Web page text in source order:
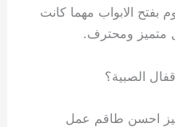
بفتح الابواب مهما كانت
متميز ومحترف.
الصبية؟
احسن طاقم عمل